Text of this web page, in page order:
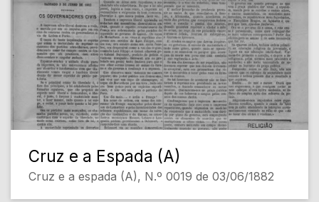
Cruz e a Espada (A)
Cruz e a espada (A), N.º 0019 de 03/06/1882